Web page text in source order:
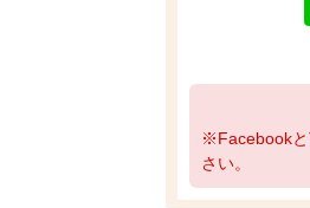
※Facebookと
さい。